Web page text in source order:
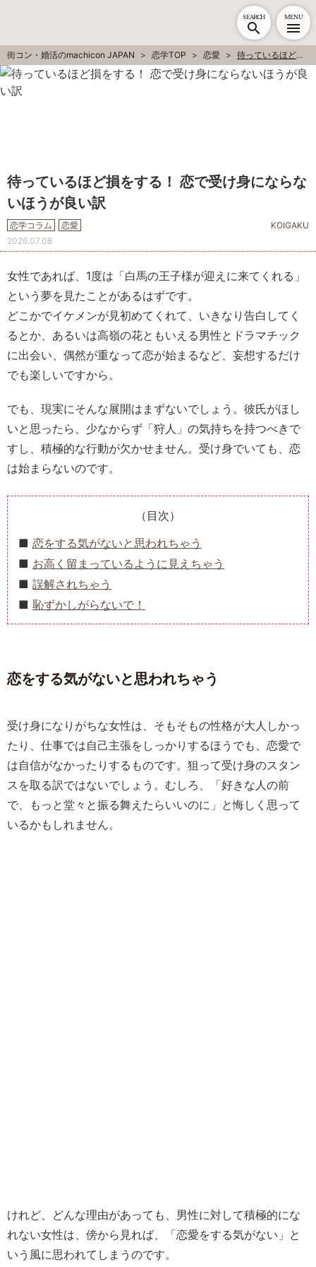
SEARCH MENU
街コン・婚活のmachicon JAPAN 恋学TOP 恋愛 待っているほど損をする！ 恋で受け身にならないほうが良い訳
待っているほど損をする！ 恋で受け身にならな
いほうが良い訳
恋学コラム 恋愛
KOIGAKU
2026.07.08
女性であれば、1度は「白馬の王子様が迎えに来てくれる」
という夢を見たことがあるはずです。
どこかでイケメンが見初めてくれて、いきなり告白してく
るとか、あるいは高嶺の花ともいえる男性とドラマチック
に出会い、偶然が重なって恋が始まるなど、妄想するだけ
でも楽しいですから。
でも、現実にそんな展開はまずないでしょう。彼氏がほし
いと思ったら、少なからず「狩人」の気持ちを持つべきで
すし、積極的な行動が欠かせません。受け身でいても、恋
は始まらないのです。
（目次）
恋をする気がないと思われちゃう
お高く留まっているように見えちゃう
誤解されちゃう
恥ずかしがらないで！
恋をする気がないと思われちゃう
受け身になりがちな女性は、そもそもの性格が大人しかっ
たり、仕事では自己主張をしっかりするほうでも、恋愛で
は自信がなかったりするものです。狙って受け身のスタン
スを取る訳ではないでしょう。むしろ、「好きな人の前
で、もっと堂々と振る舞えたらいいのに」と悔しく思って
いるかもしれません。
けれど、どんな理由があっても、男性に対して積極的にな
れない女性は、傍から見れば、「恋愛をする気がない」と
いう風に思われてしまうのです。